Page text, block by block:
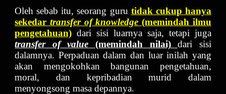
Oleh sebab itu, seorang guru tidak cukup hanya
sekedartransfer of knowledge (memindah ilmu
pengetahuan) dari sisi luarnya saja, tetapi juga
transfer of value (memindah nilai)dari sisi
dalamnya. Perpaduan dalam dan luar inilah yang
akan mengokohkan bangunan pengetahuan,
moral, dan kepribadian murid dalam
menyongsong masa depannya.